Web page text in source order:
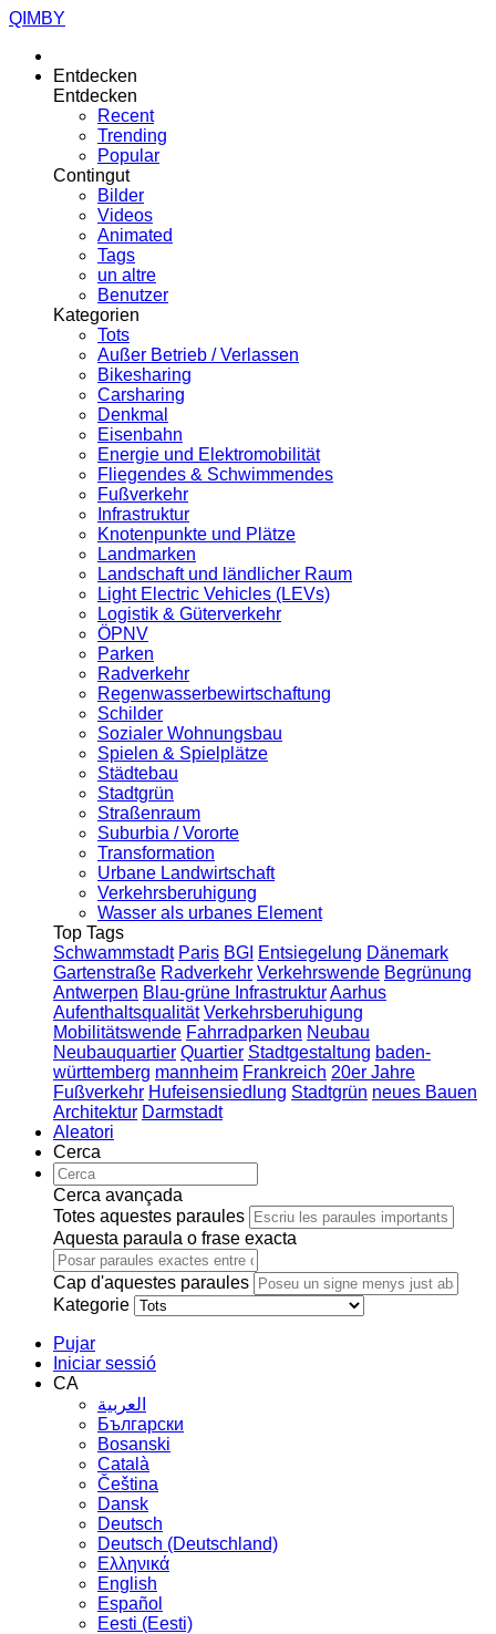
QIMBY
Entdecken
Entdecken
Recent
Trending
Popular
Contingut
Bilder
Videos
Animated
Tags
un altre
Benutzer
Kategorien
Tots
Außer Betrieb / Verlassen
Bikesharing
Carsharing
Denkmal
Eisenbahn
Energie und Elektromobilität
Fliegendes & Schwimmendes
Fußverkehr
Infrastruktur
Knotenpunkte und Plätze
Landmarken
Landschaft und ländlicher Raum
Light Electric Vehicles (LEVs)
Logistik & Güterverkehr
ÖPNV
Parken
Radverkehr
Regenwasserbewirtschaftung
Schilder
Sozialer Wohnungsbau
Spielen & Spielplätze
Städtebau
Stadtgrün
Straßenraum
Suburbia / Vororte
Transformation
Urbane Landwirtschaft
Verkehrsberuhigung
Wasser als urbanes Element
Top Tags
Schwammstadt Paris BGI Entsiegelung Dänemark
Gartenstraße Radverkehr Verkehrswende Begrünung
Antwerpen Blau-grüne InfrastrukturAarhus
Aufenthaltsqualität Verkehrsberuhigung
Mobilitätswende Fahrradparken Neubau
Neubauquartier Quartier Stadtgestaltung baden-
württemberg mannheim Frankreich 20er Jahre
Fußverkehr Hufeisensiedlung Stadtgrün neues Bauen
Architektur Darmstadt
Aleatori
Cerca
Cerca avançada
Totes aquestes paraules
Aquesta paraula o frase exacta
Cap d'aquestes paraules
Kategorie
Pujar
Iniciar sessió
CA
العربية
Български
Bosanski
Сatalà
Čeština
Dansk
Deutsch
Deutsch (Deutschland)
Ελληνικά
English
Español
Eesti (Eesti)